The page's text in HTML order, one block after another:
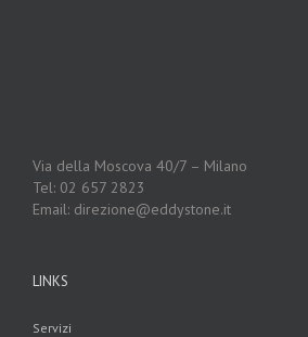
Via della Moscova 40/7 – Milano
Tel: 02 657 2823
Email: direzione@eddystone.it
LINKS
Servizi